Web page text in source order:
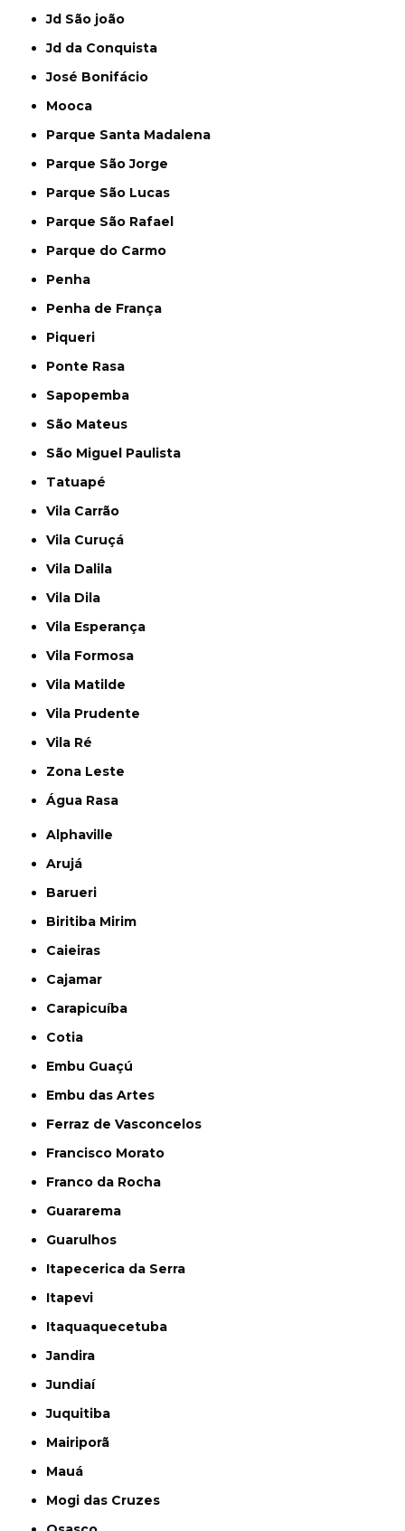
Jd São joão
Jd da Conquista
José Bonifácio
Mooca
Parque Santa Madalena
Parque São Jorge
Parque São Lucas
Parque São Rafael
Parque do Carmo
Penha
Penha de França
Piqueri
Ponte Rasa
Sapopemba
São Mateus
São Miguel Paulista
Tatuapé
Vila Carrão
Vila Curuçá
Vila Dalila
Vila Dila
Vila Esperança
Vila Formosa
Vila Matilde
Vila Prudente
Vila Ré
Zona Leste
Água Rasa
Alphaville
Arujá
Barueri
Biritiba Mirim
Caieiras
Cajamar
Carapicuíba
Cotia
Embu Guaçú
Embu das Artes
Ferraz de Vasconcelos
Francisco Morato
Franco da Rocha
Guararema
Guarulhos
Itapecerica da Serra
Itapevi
Itaquaquecetuba
Jandira
Jundiaí
Juquitiba
Mairiporã
Mauá
Mogi das Cruzes